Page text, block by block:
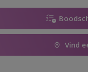
Vind